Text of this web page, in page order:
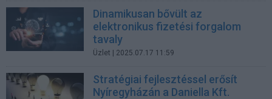
Dinamikusan bővült az
elektronikus fizetési forgalom
tavaly
Üzlet | 2025.07.17 11:59
Stratégiai fejlesztéssel erősít
Nyíregyházán a Daniella Kft.